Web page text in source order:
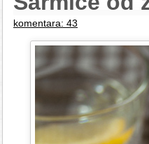
komentara: 43